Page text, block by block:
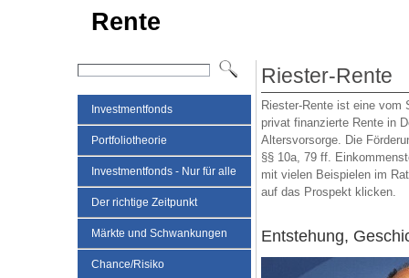
Rente
Investmentfonds
Portfoliotheorie
Investmentfonds - Nur für alle
Der richtige Zeitpunkt
Märkte und Schwankungen
Chance/Risiko
Riester-Rente
Riester-Rente ist eine vom
privat finanzierte Rente in
Altersvorsorge. Die
§§ 10a, 79 ff.
mit vielen Beispielen im
auf das Prospekt klicken.
Entstehung,